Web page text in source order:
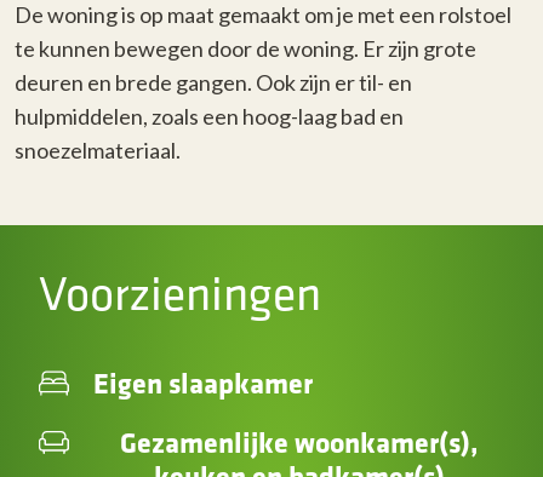
De woning is op maat gemaakt om je met een rolstoel
te kunnen bewegen door de woning. Er zijn grote
deuren en brede gangen. Ook zijn er til- en
hulpmiddelen, zoals een hoog-laag bad en
snoezelmateriaal.
Voorzieningen
Eigen slaapkamer
Gezamenlijke woonkamer(s),